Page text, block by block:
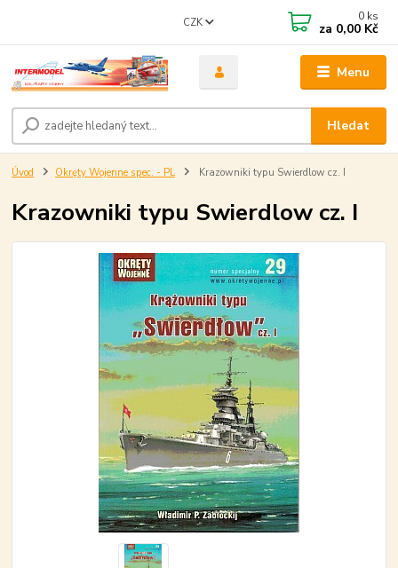
Menu
CZK
Hledat
0 ks
za 0,00 Kč
Úvod Okręty Wojenne spec. - PL Krazowniki typu Swierdlow cz. I
Krazowniki typu Swierdlow cz. I